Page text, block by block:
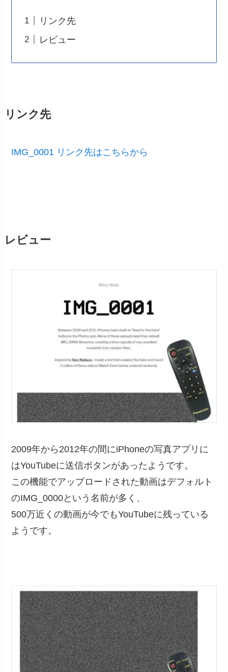
リンク先
レビュー
リンク先
IMG_0001 リンク先はこちらから
レビュー
2009年から2012年の間にiPhoneの写真アプリに
はYouTubeに送信ボタンがあったようです。
この機能でアップロードされた動画はデフォルト
のIMG_0000という名前が多く、
500万近くの動画が今でもYouTubeに残っている
ようです。